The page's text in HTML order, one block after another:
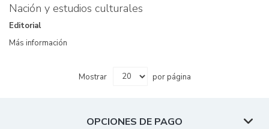
Nación y estudios culturales
Editorial
Más información
Mostrar por página
OPCIONES DE PAGO